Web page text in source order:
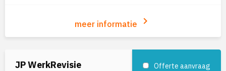
meer informatie keyboard_arrow_right
JP WerkRevisie Offerte aanvraag